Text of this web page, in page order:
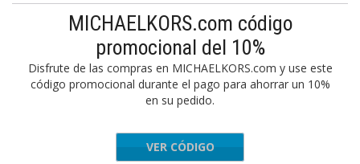
MICHAELKORS.com código
promocional del 10%
Disfrute de las compras en MICHAELKORS.com y use este
código promocional durante el pago para ahorrar un 10%
en su pedido.
TQC4EZ5
VER CÓDIGO